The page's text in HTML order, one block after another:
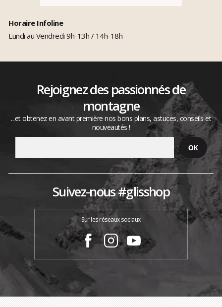
Horaire Infoline
Lundi au Vendredi 9h-13h / 14h-18h
Rejoignez des passionnés de
montagne
...et obtenez en avant première nos bons plans, astuces, conseils et
nouveautés !
Suivez-nous #glisshop
Sur les réseaux sociaux